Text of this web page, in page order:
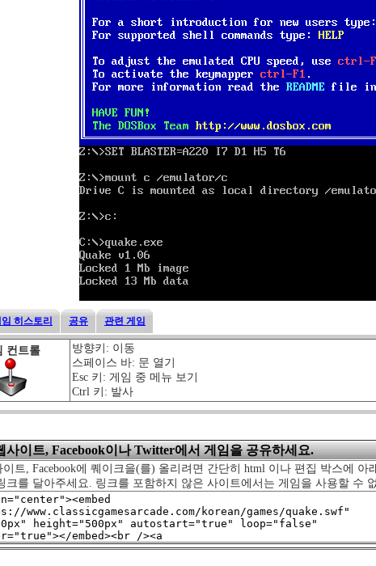
히스토리 공유 관련 게임
컨트롤
방향키: 이동
스페이스 바: 문 열기
Esc 키: 게임 중 메뉴 보기
Ctrl 키: 발사
사이트, Facebook이나 Twitter에서 게임을 공유하세요.
트, Facebook에 퀘이크을(를) 올리려면 간단히 html 이나 편집 박스에
크를 달아주세요. 링크를 포함하지 않은 사이트에서는 게임을 사용할 수